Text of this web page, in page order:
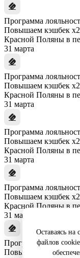
Оставаясь на
файлов
Программа
Повышаем кэшбек x2
Красной Поляны в
31 марта
Программа
Повышаем кэшбек x2
Красной Поляны в
31 марта
Программа
Повышаем кэшбек x2
Красной Поляны в
31 марта
Программа
Повышаем кэшбек x2
Красной Поляны в
31 марта
Программа
Повышаем кэшбек x2